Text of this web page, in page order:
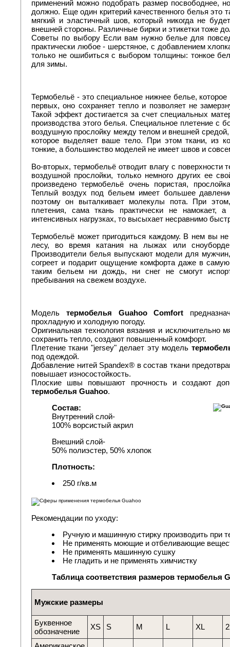
применений можно подобрать размер посвободнее,
должно. Еще один критерий качественного белья это
мягкий и эластичный шов, который никогда не
внешней стороны. Различные бирки и этикетки тоже
Советы по выбору Если вам нужно белье для
практически любое - шерстяное, с добавлением
только не ошибиться с выбором толщины: тонкое
для зимы.
Термобельё - это специальное нижнее белье,
первых, оно сохраняет тепло и позволяет не
Такой эффект достигается за счет специальных
производства этого белья. Специальное плетение с
воздушную прослойку между телом и внешней средой,
которое выделяет ваше тело. При этом ткани, из
тонкие, а большинство моделей не имеет швов и
Во-вторых, термобельё отводит влагу с поверхности
воздушной прослойки, только немного других ее
произведено термобельё очень пористая,
Теплый воздух под бельем имеет большее
поэтому он выталкивает молекулы пота. При
плетения, сама ткань практически не намокает,
интенсивных нагрузках, то высыхает несравнимо
Термобельё может пригодиться каждому. В нем вы не
лесу, во время катания на лыжах или
Производители белья выпускают модели для
согреет и подарит ощущение комфорта даже в
таким бельем ни дождь, ни снег не смогут
пребывания на свежем воздухе.
Модель термобелья Guahoo Comfort
прохладную и холодную погоду.
Оригинальная технология вязания и исключительно
сохранить тепло, создают повышенный комфорт.
Плетение ткани "jersey" делает эту модель
под одеждой.
Добавление нитей Spandex® в состав ткани
повышает износостойкость.
Плоские швы повышают прочность и создают
термобелья Guahoo.
Состав:
Внутренний слой-
100% ворсистый акрил
Внешний слой-
50% полиэстер, 50% хлопок
Плотность:
250 г/кв.м
Рекомендации по уходу:
Ручную и машинную стирку производить при
Не применять моющие и отбеливающие
Не применять машинную сушку
Не гладить и не применять химчистку
Таблица соответствия размеров термобелья
Мужские размеры
Буквенное
обозначение
XS S M L XL